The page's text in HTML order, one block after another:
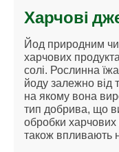
Харчові
Йод природним
харчових
солі. Рослинна їжа
йоду залежно від
на якому вона
тип добрива, що
обробки харчових
також впливають